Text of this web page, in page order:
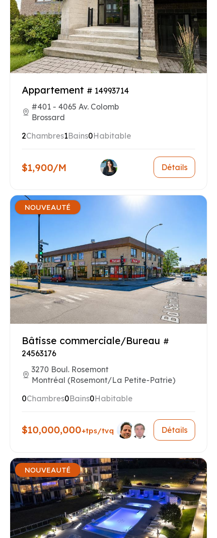
Appartement # 14993714
#401 - 4065 Av. Colomb
Brossard
2Chambres1Bains0Habitable
$1,900/M Détails
NOUVEAUTÉ
Bâtisse commerciale/Bureau #
24563176
3270 Boul. Rosemont
Montréal (Rosemont/La Petite-Patrie)
0Chambres0Bains0Habitable
$10,000,000+tps/tvq Détails
NOUVEAUTÉ